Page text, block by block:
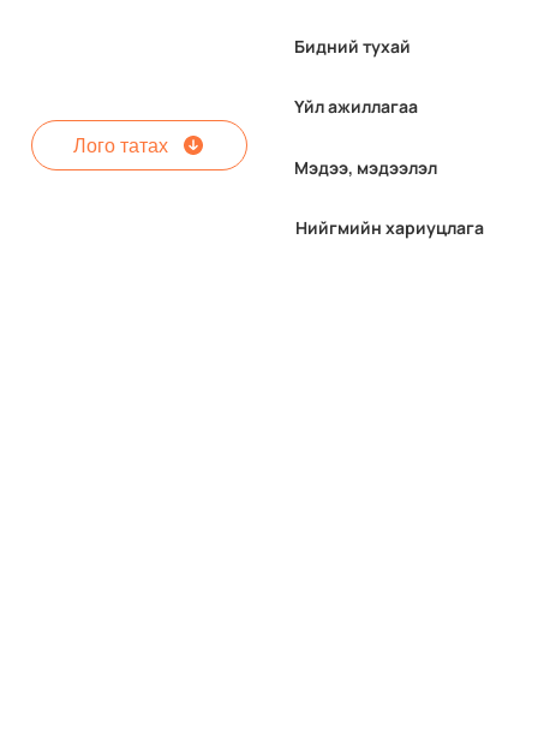
Лого татах
Бидний тухай
Үйл ажиллагаа
Мэдээ, мэдээлэл
Нийгмийн хариуцлага